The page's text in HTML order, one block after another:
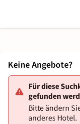
Keine Angebote?
Für diese
gefunden
Bitte ändern
anderes Hotel.